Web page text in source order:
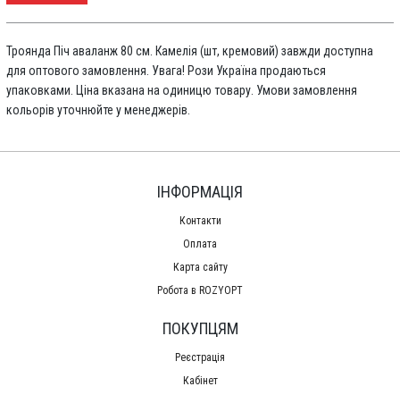
Троянда Піч аваланж 80 см. Камелія (шт, кремовий) завжди доступна
для оптового замовлення. Увага! Рози Україна продаються
упаковками. Ціна вказана на одиницю товару. Умови замовлення
кольорів уточнюйте у менеджерів.
ІНФОРМАЦІЯ
Контакти
Оплата
Карта сайту
Робота в ROZYOPT
ПОКУПЦЯМ
Реєстрація
Кабінет